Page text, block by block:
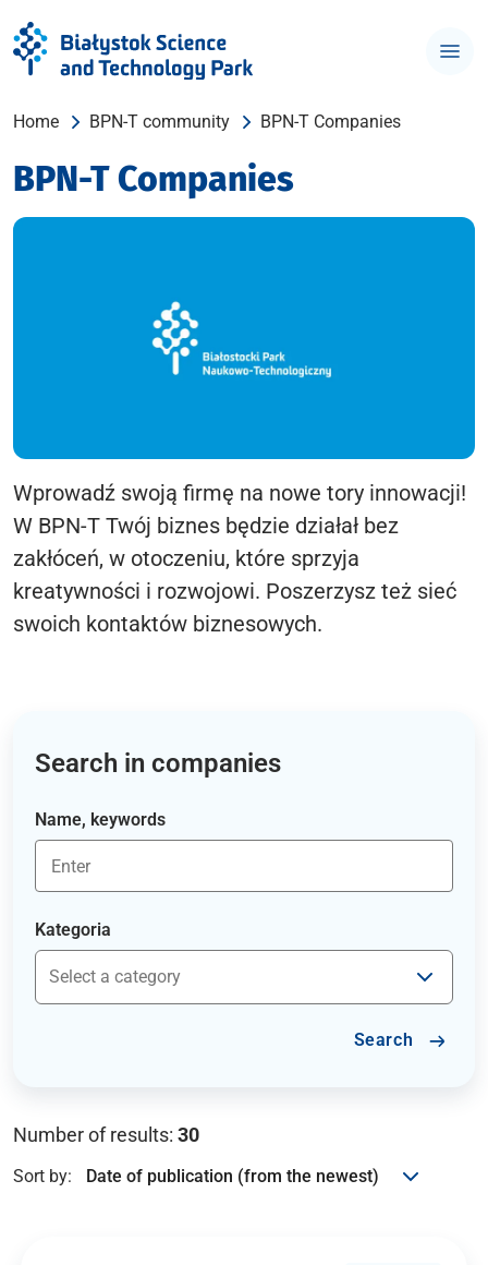
Home BPN-T community BPN-T Companies
BPN-T Companies
Wprowadź swoją firmę na nowe tory innowacji!
W BPN-T Twój biznes będzie działał bez
zakłóceń, w otoczeniu, które sprzyja
kreatywności i rozwojowi. Poszerzysz też sieć
swoich kontaktów biznesowych.
Search in companies
Name, keywords
Kategoria
Search
Number of results: 30
Sort by: